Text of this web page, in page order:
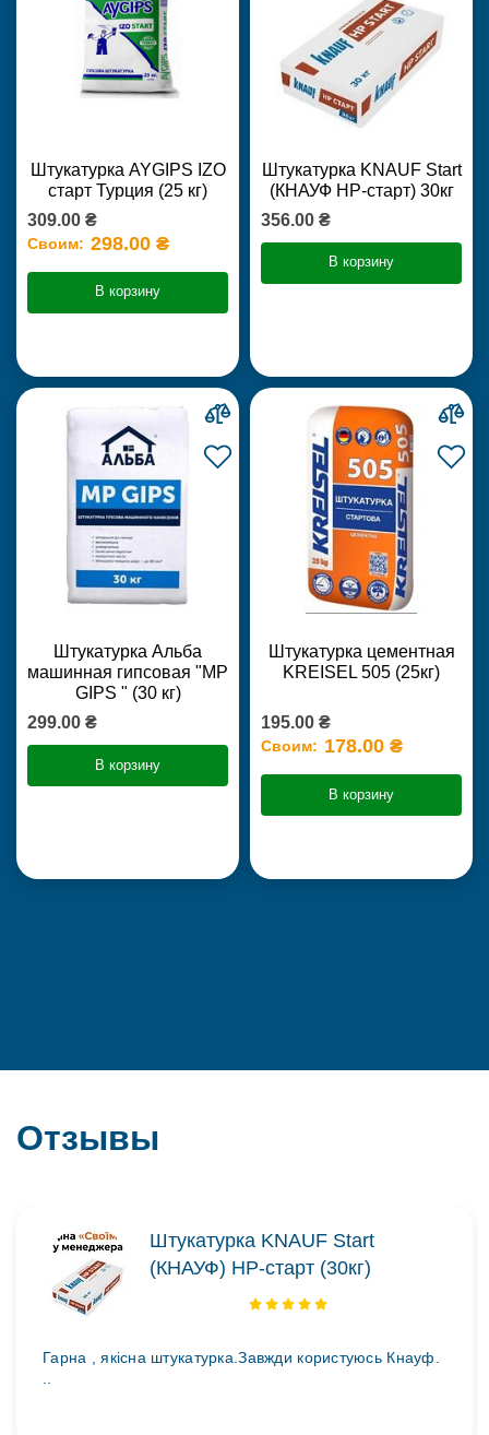
Штукатурка AYGIPS IZO
старт Турция (25 кг)
309.00 ₴
Своим: 298.00 ₴
В корзину
Штукатурка KNAUF Start
(КНАУФ НР-старт) 30кг
356.00 ₴
В корзину
Штукатурка Альба
машинная гипсовая "MP
GIPS " (30 кг)
299.00 ₴
В корзину
Штукатурка цементная
KREISEL 505 (25кг)
195.00 ₴
Своим: 178.00 ₴
В корзину
Отзывы
Штукатурка KNAUF Start
(КНАУФ) НР-старт (30кг)
Гарна , якісна штукатурка.Завжди користуюсь Кнауф.
..